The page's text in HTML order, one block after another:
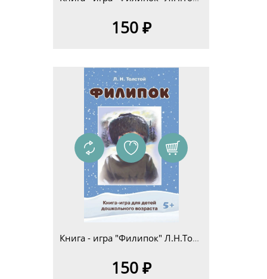
150 ₽
Книга - игра "Филипок" Л.Н.Толстой для детей дошкольного возраста 5+
150 ₽